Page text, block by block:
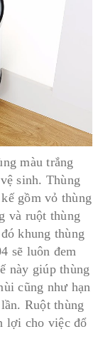
màu trắng
sinh. Thùng
gồm vỏ thùng
và ruột thùng
khung thùng
sẽ luôn đem
này giúp thùng
cũng như hạn
Ruột thùng
lợi cho việc đổ